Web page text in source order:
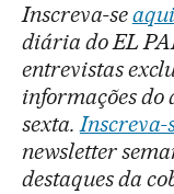
Inscreva-seaqui
diária do EL
entrevistas
informações do
sexta.Inscreva-
newsletter
destaques da